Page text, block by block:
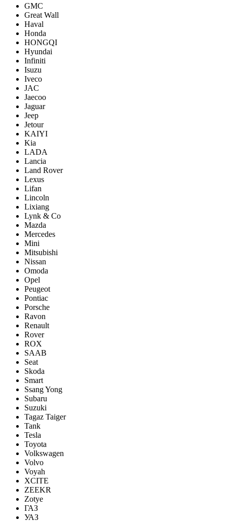
GMC
Great Wall
Haval
Honda
HONGQI
Hyundai
Infiniti
Isuzu
Iveco
JAC
Jaecoo
Jaguar
Jeep
Jetour
KAIYI
Kia
LADA
Lancia
Land Rover
Lexus
Lifan
Lincoln
Lixiang
Lynk & Co
Mazda
Mercedes
Mini
Mitsubishi
Nissan
Omoda
Opel
Peugeot
Pontiac
Porsсhe
Ravon
Renault
Rover
ROX
SAAB
Seat
Skoda
Smart
Ssang Yong
Subaru
Suzuki
Tagaz Taiger
Tank
Tesla
Toyota
Volkswagen
Volvo
Voyah
XCITE
ZEEKR
Zotye
ГАЗ
УАЗ